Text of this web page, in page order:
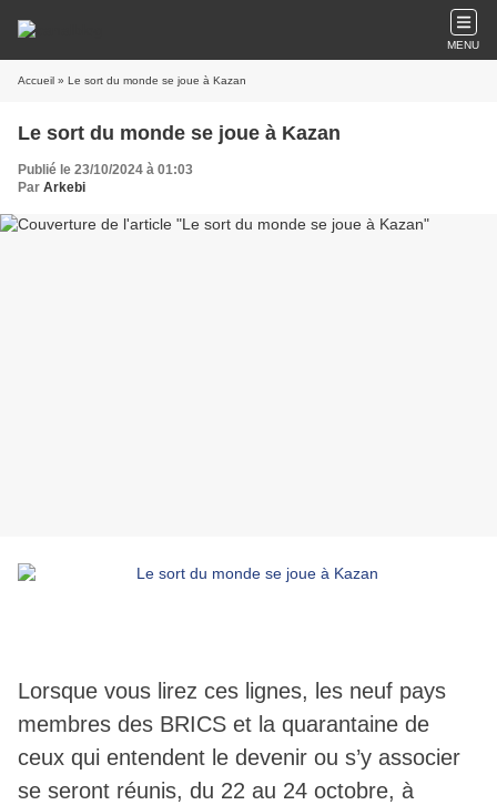
MENU
Accueil » Le sort du monde se joue à Kazan
Le sort du monde se joue à Kazan
Publié le 23/10/2024 à 01:03
Par Arkebi
Lorsque vous lirez ces lignes, les neuf pays
membres des BRICS et la quarantaine de
ceux qui entendent le devenir ou s’y associer
se seront réunis, du 22 au 24 octobre, à